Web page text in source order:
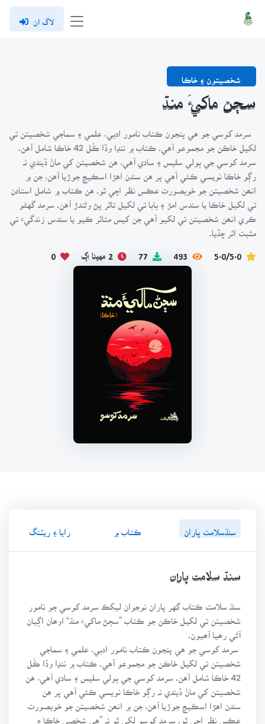
لاگ ان
شخصيتون ۽ خاڪا
سڄڻ ماکيءَ منڌ
سرمد کوسي جو هي پنجون ڪتاب نامور ادبي، علمي ۽ سماجي شخصيتن تي
لکيل خاڪن جو مجموعو آهي. ڪتاب ۾ ننڍا وڏا ڪُل 42 خاڪا شامل آهن.
سرمد کوسي جي ٻولي سليس ۽ سادي آهي، هن شخصيتن کي مانُ ڏيندي نہ
رڳو خاڪا نويسي ڪئي آهي پر هن سندن اهڙا اسڪيچ جوڙيا آهن، جن ۾
انھن شخصيتن جو خوبصورت عڪس نظر اچي ٿو. هن ڪتاب ۾ شامل استادن
تي لکيل خاڪا يا سندس امڙ ۽ بابا تي لکيل تاثر پڻ وڻندڙ آهن. سرمد گهڻو
ڪري انھن شخصيتن تي لکيو آهي جن کيس متاثر ڪيو يا سندس زندگيءَ تي
مثبت اثر ڇڏيا.
5.0/5.0
493
77 2 مهينا اڳ 0
سنڌسلامت پاران ڪتاب ۾ رايا ۽ ريٽنگ
سنڌ سلامت پاران
سنڌ سلامت ڪتاب گهر پاران نوجوان ليکڪ سرمد کوسي جو نامور
شخصيتن تي لکيل خاڪن جو ڪتاب ”سڄڻ ماکيءَ منڌ“ اوھان اڳيان
آڻي رھيا آھيون.
سرمد کوسي جو هي پنجون ڪتاب نامور ادبي، علمي ۽ سماجي
شخصيتن تي لکيل خاڪن جو مجموعو آهي. ڪتاب ۾ ننڍا وڏا ڪُل
42 خاڪا شامل آهن. سرمد کوسي جي ٻولي سليس ۽ سادي آهي، هن
شخصيتن کي مانُ ڏيندي نہ رڳو خاڪا نويسي ڪئي آهي پر هن
سندن اهڙا اسڪيچ جوڙيا آهن، جن ۾ انھن شخصيتن جو خوبصورت
عڪس نظر اچي ٿو. سرمد کوسو لکي ٿو تہ ”هي شخصي خاڪا ۽